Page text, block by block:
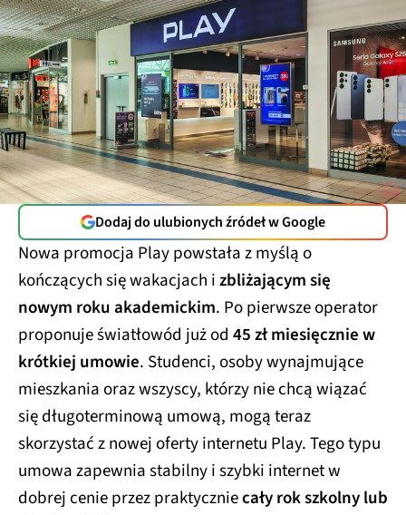
Dodaj do ulubionych źródeł w Google
Nowa promocja Play powstała z myślą o
kończących się wakacjach izbliżającym się
nowym roku akademickim. Po pierwsze operator
proponuje światłowód już od 45 zł miesięcznie w
krótkiej umowie. Studenci, osoby wynajmujące
mieszkania oraz wszyscy, którzy nie chcą wiązać
się długoterminową umową, mogą teraz
skorzystać z nowej oferty internetu Play. Tego typu
umowa zapewnia stabilny i szybki internet w
dobrej cenie przez praktyczniecały rok szkolny lub